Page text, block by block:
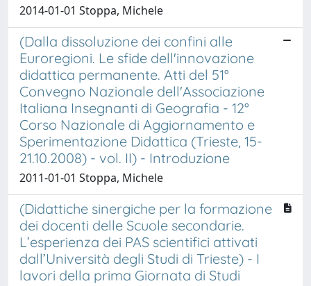
2014-01-01 Stoppa, Michele
(Dalla dissoluzione dei confini alle
Euroregioni. Le sfide dell'innovazione
didattica permanente. Atti del 51°
Convegno Nazionale dell'Associazione
Italiana Insegnanti di Geografia - 12°
Corso Nazionale di Aggiornamento e
Sperimentazione Didattica (Trieste, 15-
21.10.2008) - vol. II) - Introduzione
2011-01-01 Stoppa, Michele
(Didattiche sinergiche per la formazione
dei docenti delle Scuole secondarie.
L’esperienza dei PAS scientifici attivati
dall’Università degli Studi di Trieste) - I
lavori della prima Giornata di Studi